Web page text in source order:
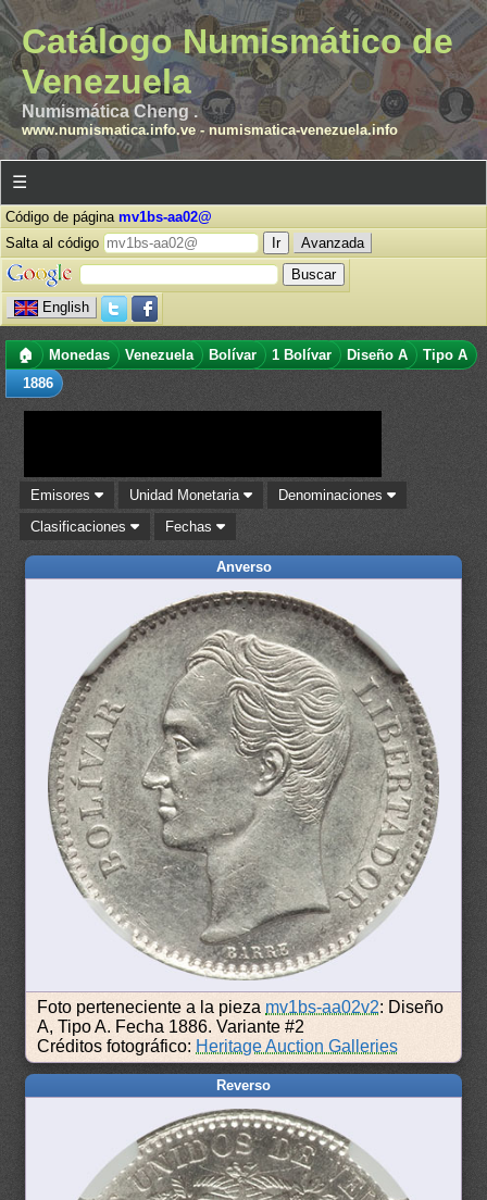
Catálogo Numismático de
Venezuela
Numismática Cheng .
www.numismatica.info.ve- numismatica-venezuela.info
☰
Código de página mv1bs-aa02@
Salta al código
Avanzada
English
🏠 Monedas Venezuela Bolívar 1 Bolívar Diseño A
Tipo A
1886
Emisores Unidad Monetaria
Denominaciones
Clasificaciones
Fechas
Anverso
Foto perteneciente a la pieza mv1bs-aa02v2: Diseño
A, Tipo A. Fecha 1886. Variante #2
Créditos fotográfico: Heritage Auction Galleries
Reverso